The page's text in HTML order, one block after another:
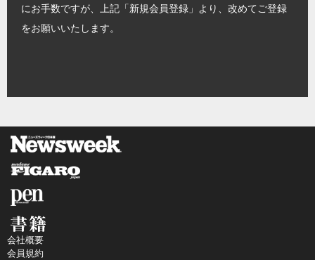
にお手数ですが、上記「新規会員登録」より、改めてご登録
をお願いいたします。
会社概要
会員規約